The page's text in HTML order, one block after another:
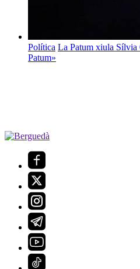
Política La Patum xiula Sílvia
Patum»